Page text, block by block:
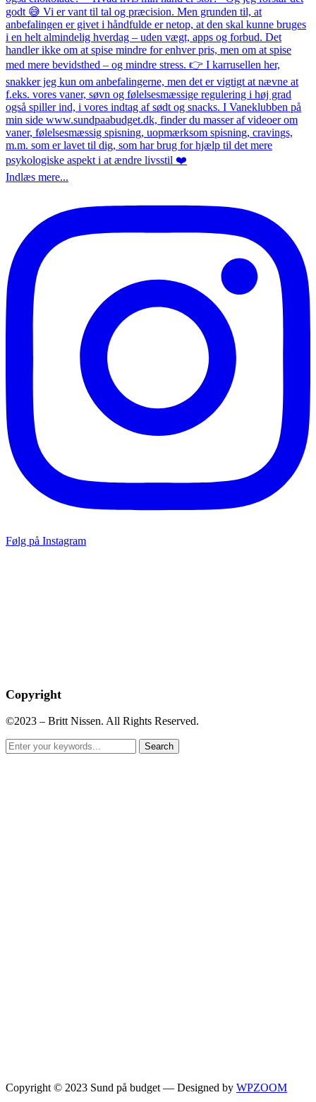
Indlæs mere...
Følg på Instagram
Copyright
©2023 – Britt Nissen. All Rights Reserved.
Copyright © 2023 Sund på budget — Designed by WPZOOM